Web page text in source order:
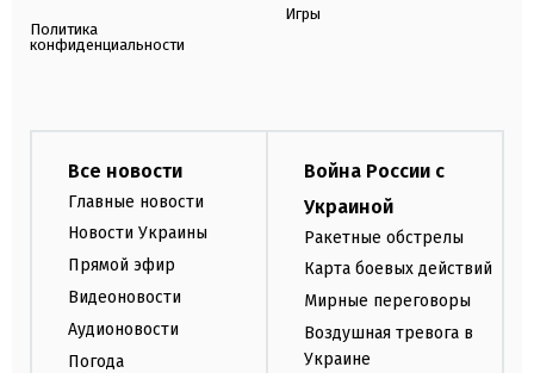
Политика
конфиденциальности
Игры
Все новости
Главные новости
Новости Украины
Прямой эфир
Видеоновости
Аудионовости
Погода
Война России с
Украиной
Ракетные обстрелы
Карта боевых действий
Мирные переговоры
Воздушная тревога в
Украине